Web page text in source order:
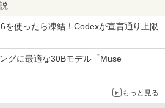
を使ったら凍結！Codexが宣言通り上限
グに最適な30Bモデル「Muse
もっと見る